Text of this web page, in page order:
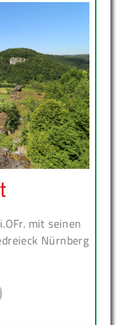
mit seinen
Nürnberg